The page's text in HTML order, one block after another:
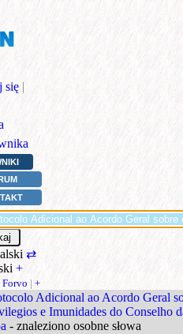
się |
⇄
+
Forvo | +
Adicional ao Acordo Geral
e Imunidades do Conselho
- znaleziono osobne słowa